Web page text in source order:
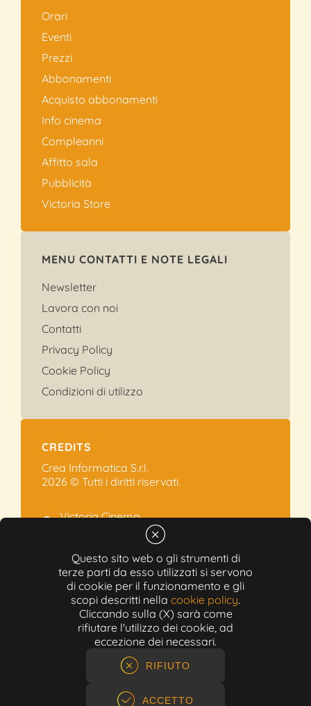
Questo sito web o gli strumenti di
terze parti da esso utilizzati si servono
di cookie per il funzionamento e gli
scopi descritti nella cookie policy.
Cliccando sulla (X) sarà come
rifiutare l'utilizzo dei cookie, ad
eccezione dei necessari.
RIFIUTO
ACCETTO
Orari
Eventi
Prezzi
Abbonamenti
Acquisto abbonamenti
Info cinema
Compleanni
Affitto sala
Pubblicità
Victoria Store
MENU CONTATTI E NOTE LEGALI
Newsletter
Lavora con noi
Contatti
Privacy Policy
Cookie Policy
Condizioni di utilizzo
CREDITS
Crea Informatica S.r.l.
2026 © Tutti i diritti riservati.
Victoria Cinema
Via Ramelli, 101 - Modena
+39 059.454622
info@victoriacinema.it
Partita IVA: 02603471208
N-REA: 452611
Capitale sociale: 300.000,00€